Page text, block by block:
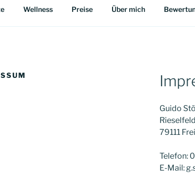
Wellness Preise Über mich
Guido
79111
Telefon:
E-Mail: